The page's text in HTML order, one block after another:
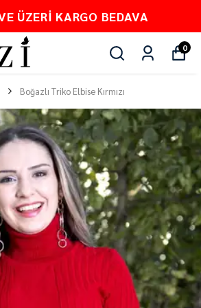
PEŞİN FİYATINA 3
0
Boğazlı Triko Elbise Kırmızı